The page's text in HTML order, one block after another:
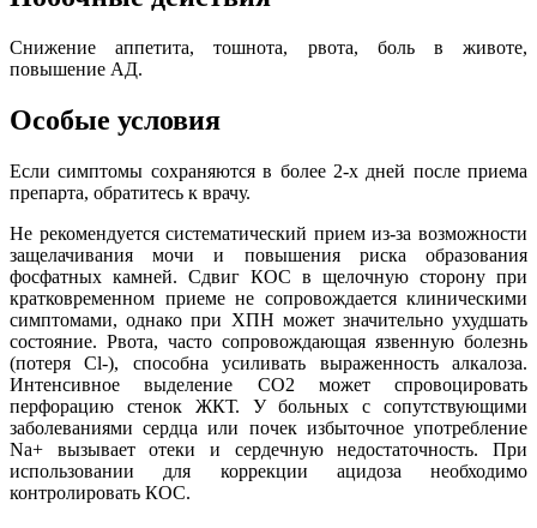
Снижение аппетита, тошнота, рвота, боль в животе,
повышение АД.
Особые условия
Если симптомы сохраняются в более 2-х дней после приема
препарта, обратитесь к врачу.
Не рекомендуется систематический прием из-за возможности
защелачивания мочи и повышения риска образования
фосфатных камней. Сдвиг КОС в щелочную сторону при
кратковременном приеме не сопровождается клиническими
симптомами, однако при ХПН может значительно ухудшать
состояние. Рвота, часто сопровождающая язвенную болезнь
(потеря Cl-), способна усиливать выраженность алкалоза.
Интенсивное выделение CO2 может спровоцировать
перфорацию стенок ЖКТ. У больных с сопутствующими
заболеваниями сердца или почек избыточное употребление
Na+ вызывает отеки и сердечную недостаточность. При
использовании для коррекции ацидоза необходимо
контролировать КОС.